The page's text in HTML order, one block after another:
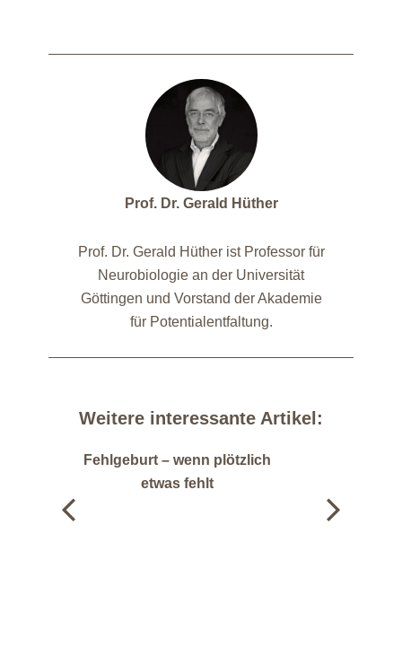
Prof. Dr. Gerald Hüther
Prof. Dr. Gerald Hüther ist Professor für
Neurobiologie an der Universität
Göttingen und Vorstand der Akademie
für Potentialentfaltung.
Weitere interessante Artikel:
Fehlgeburt – wenn plötzlich
etwas fehlt